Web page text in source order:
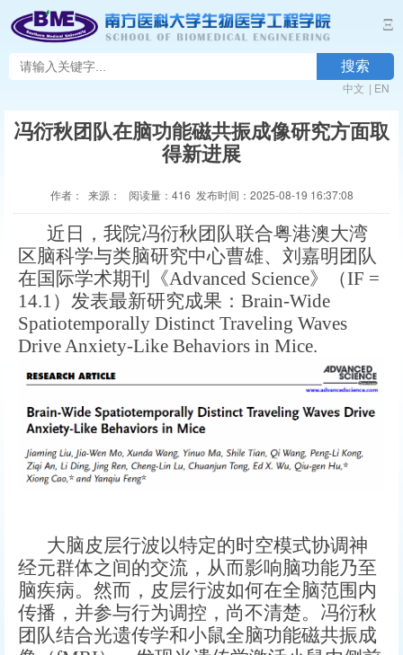
Ξ
搜索
中文 | EN
冯衍秋团队在脑功能磁共振成像研究方面取
得新进展
作者： 来源： 阅读量： 416 发布时间：2025-08-19 16:37:08
近日，我院冯衍秋团队联合粤港澳大湾
区脑科学与类脑研究中心曹雄、刘嘉明团队
在国际学术期刊《Advanced Science》（IF =
14.1）发表最新研究成果：Brain-Wide
Spatiotemporally Distinct Traveling Waves
Drive Anxiety-Like Behaviors in Mice.
大脑皮层行波以特定的时空模式协调神
经元群体之间的交流，从而影响脑功能乃至
脑疾病。然而，皮层行波如何在全脑范围内
传播，并参与行为调控，尚不清楚。冯衍秋
团队结合光遗传学和小鼠全脑功能磁共振成